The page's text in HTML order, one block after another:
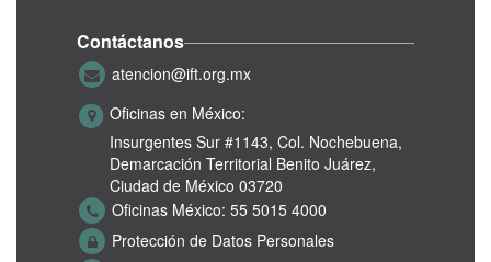
Contáctanos
atencion@ift.org.mx
Oficinas en México:
Insurgentes Sur #1143, Col. Nochebuena,
Demarcación Territorial Benito Juárez,
Ciudad de México 03720
Oficinas México: 55 5015 4000
Protección de Datos Personales